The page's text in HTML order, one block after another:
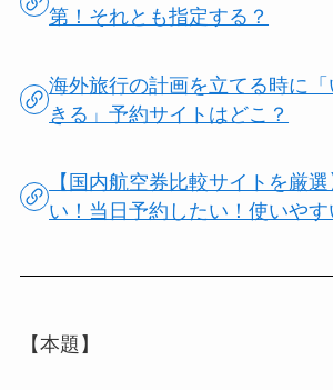
第！それとも指定する？
海外旅行の計画を立てる時に
きる」予約サイトはどこ？
【国内航空券比較サイトを厳
い！当日予約したい！使いやす
【本題】